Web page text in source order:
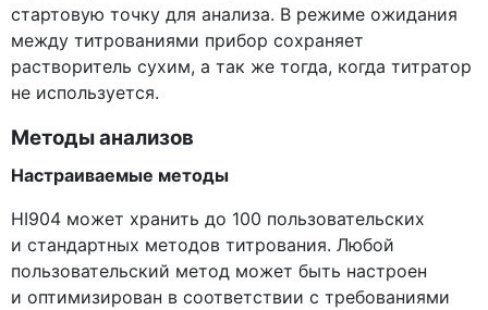
стартовую точку для анализа. В режиме ожидания
между титрованиями прибор сохраняет
растворитель сухим, а так же тогда, когда титратор
не используется.
Методы анализов
Настраиваемые методы
HI904 может хранить до 100 пользовательских
и стандартных методов титрования. Любой
пользовательский метод может быть настроен
и оптимизирован в соответствии с требованиями